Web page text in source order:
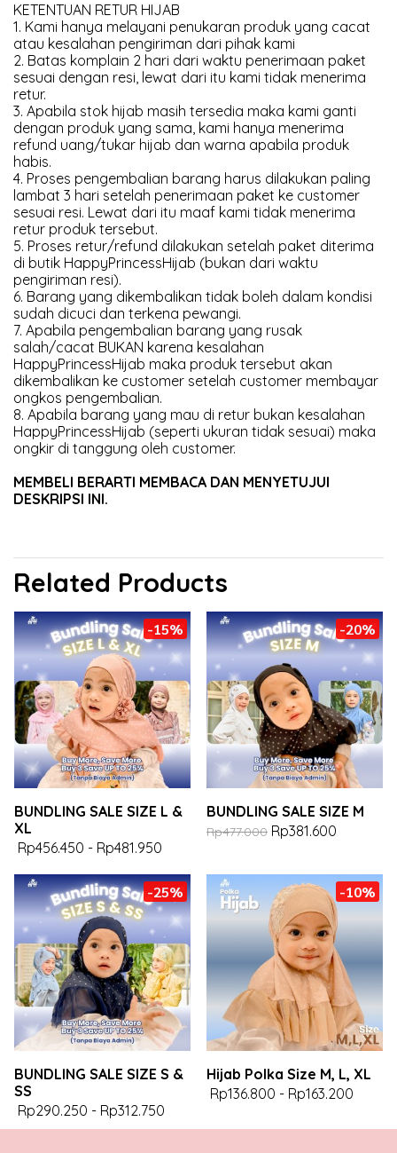
KETENTUAN RETUR HIJAB
1. Kami hanya melayani penukaran produk yang cacat
atau kesalahan pengiriman dari pihak kami
2. Batas komplain 2 hari dari waktu penerimaan paket
sesuai dengan resi, lewat dari itu kami tidak menerima
retur.
3. Apabila stok hijab masih tersedia maka kami ganti
dengan produk yang sama, kami hanya menerima
refund uang/tukar hijab dan warna apabila produk
habis.
4. Proses pengembalian barang harus dilakukan paling
lambat 3 hari setelah penerimaan paket ke customer
sesuai resi. Lewat dari itu maaf kami tidak menerima
retur produk tersebut.
5. Proses retur/refund dilakukan setelah paket diterima
di butik HappyPrincessHijab (bukan dari waktu
pengiriman resi).
6. Barang yang dikembalikan tidak boleh dalam kondisi
sudah dicuci dan terkena pewangi.
7. Apabila pengembalian barang yang rusak
salah/cacat BUKAN karena kesalahan
HappyPrincessHijab maka produk tersebut akan
dikembalikan ke customer setelah customer membayar
ongkos pengembalian.
8. Apabila barang yang mau di retur bukan kesalahan
HappyPrincessHijab (seperti ukuran tidak sesuai) maka
ongkir di tanggung oleh customer.
MEMBELI BERARTI MEMBACA DAN MENYETUJUI
DESKRIPSI INI.
Related Products
-15%
BUNDLING SALE SIZE L &
XL
Rp456.450 - Rp481.950
-20%
BUNDLING SALE SIZE M
Rp477.000 Rp381.600
-25%
BUNDLING SALE SIZE S &
SS
Rp290.250 - Rp312.750
-10%
Hijab Polka Size M, L, XL
Rp136.800 - Rp163.200